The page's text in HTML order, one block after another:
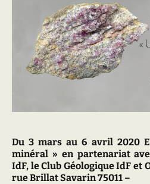
Du 3 mars au 6 avril 2020
minéral » en partenariat
IdF, le Club Géologique IdF et
rue Brillat Savarin 75011 –